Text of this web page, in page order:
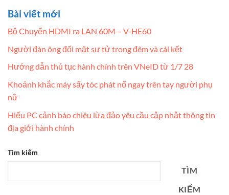
Bài viết mới
Bộ Chuyển HDMI ra LAN 60M – V-HE60
Người đàn ông đối mặt sư tử trong đêm và cái kết
Hướng dẫn thủ tục hành chính trên VNeID từ 1/7 28
Khoảnh khắc máy sấy tóc phát nổ ngay trên tay người phụ
nữ
Hiếu PC cảnh báo chiêu lừa đảo yêu cầu cập nhật thông tin
địa giới hành chính
Tìm kiếm
TÌM
KIẾM